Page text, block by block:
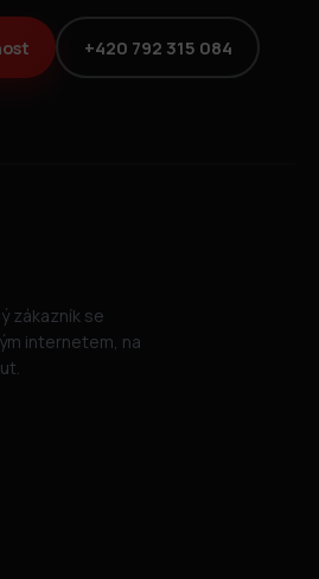
+420 792 315 084
zákazník se
internetem, na